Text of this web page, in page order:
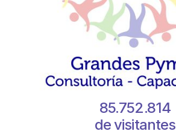
85.752.814
de visitantes